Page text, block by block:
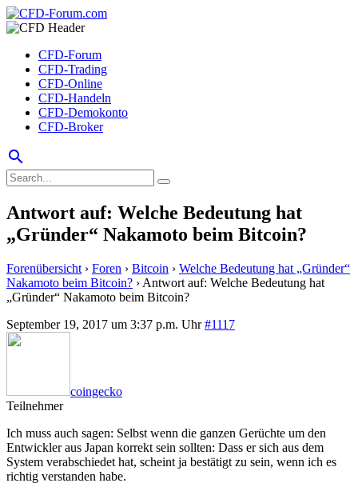
CFD-Forum
CFD-Trading
CFD-Online
CFD-Handeln
CFD-Demokonto
CFD-Broker
search
Antwort auf: Welche Bedeutung hat
„Gründer“ Nakamoto beim Bitcoin?
Forenübersicht › Foren › Bitcoin › Welche Bedeutung hat „Gründer“
Nakamoto beim Bitcoin? › Antwort auf: Welche Bedeutung hat
„Gründer“ Nakamoto beim Bitcoin?
September 19, 2017 um 3:37 p.m. Uhr #1117
coingecko
Teilnehmer
Ich muss auch sagen: Selbst wenn die ganzen Gerüchte um den
Entwickler aus Japan korrekt sein sollten: Dass er sich aus dem
System verabschiedet hat, scheint ja bestätigt zu sein, wenn ich es
richtig verstanden habe.